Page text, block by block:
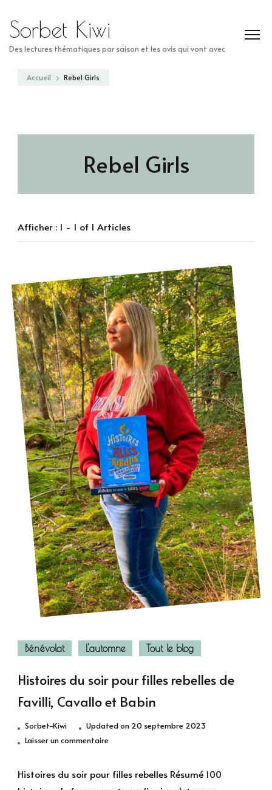
Sorbet Kiwi
Des lectures thématiques par saison et les avis qui vont avec
Accueil Rebel Girls
Rebel Girls
Afficher : 1 - 1 of 1 Articles
Bénévolat L'automne Tout le blog
Histoires du soir pour filles rebelles de
Favilli, Cavallo et Babin
Sorbet-Kiwi Updated on 20 septembre 2023
Laisser un commentairesur
du
Histoires du soir pour filles rebelles Résumé 100